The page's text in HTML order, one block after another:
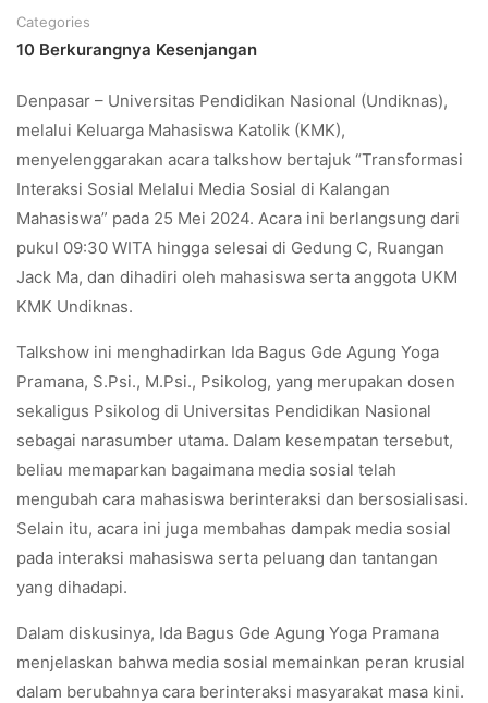
Categories
10 Berkurangnya Kesenjangan
Denpasar – Universitas Pendidikan Nasional (Undiknas),
melalui Keluarga Mahasiswa Katolik (KMK),
menyelenggarakan acara talkshow bertajuk “Transformasi
Interaksi Sosial Melalui Media Sosial di Kalangan
Mahasiswa” pada 25 Mei 2024. Acara ini berlangsung dari
pukul 09:30 WITA hingga selesai di Gedung C, Ruangan
Jack Ma, dan dihadiri oleh mahasiswa serta anggota UKM
KMK Undiknas.
Talkshow ini menghadirkan Ida Bagus Gde Agung Yoga
Pramana, S.Psi., M.Psi., Psikolog, yang merupakan dosen
sekaligus Psikolog di Universitas Pendidikan Nasional
sebagai narasumber utama. Dalam kesempatan tersebut,
beliau memaparkan bagaimana media sosial telah
mengubah cara mahasiswa berinteraksi dan bersosialisasi.
Selain itu, acara ini juga membahas dampak media sosial
pada interaksi mahasiswa serta peluang dan tantangan
yang dihadapi.
Dalam diskusinya, Ida Bagus Gde Agung Yoga Pramana
menjelaskan bahwa media sosial memainkan peran krusial
dalam berubahnya cara berinteraksi masyarakat masa kini.